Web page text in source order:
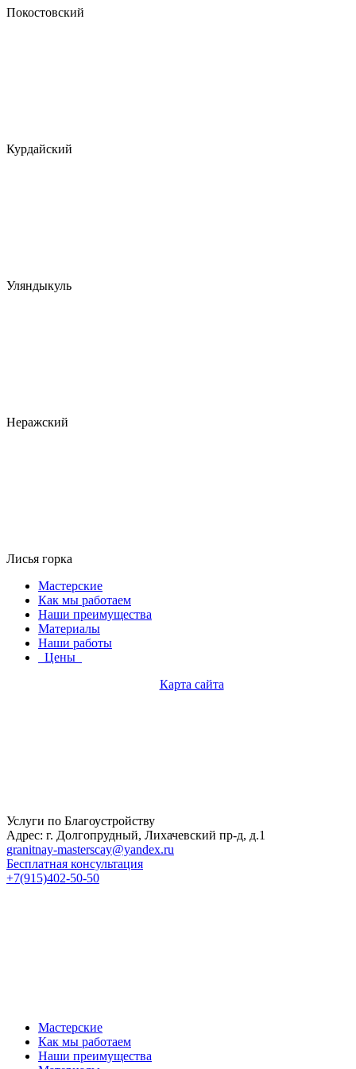
Покостовский
Курдайский
Уляндыкуль
Неражский
Лисья горка
Мастерские
Как мы работаем
Наши преимущества
Материалы
Наши работы
Цены
Карта сайта
Услуги по Благоустройству
Адрес: г. Долгопрудный, Лихачевский пр-д, д.1
granitnay-masterscay@yandex.ru
Бесплатная консультация
+7(915)402-50-50
Мастерские
Как мы работаем
Наши преимущества